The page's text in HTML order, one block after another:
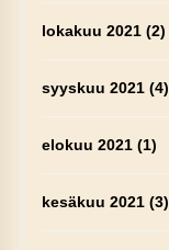
lokakuu 2021(2)
syyskuu 2021(4)
elokuu 2021(1)
kesäkuu 2021(3)